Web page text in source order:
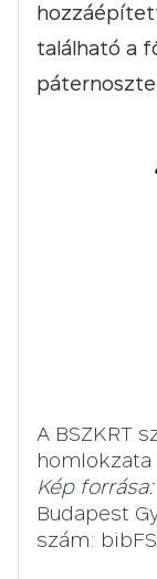
található a
A BSZKRT
homlokzata
Kép forrása:
Budapest
szám: